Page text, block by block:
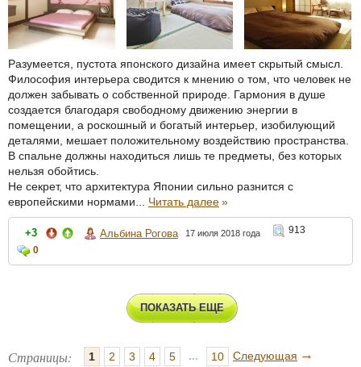
Разумеется, пустота японского дизайна имеет скрытый смысл.
Философия интерьера сводится к мнению о том, что человек не
должен забывать о собственной природе. Гармония в душе
создается благодаря свободному движению энергии в
помещении, а роскошный и богатый интерьер, изобилующий
деталями, мешает положительному воздействию пространства.
В спальне должны находиться лишь те предметы, без которых
нельзя обойтись.
Не секрет, что архитектура Японии сильно разнится с
европейскими нормами... Читать далее»
+3 Альбина Рогова 17 июля 2018 года
913
0
ПОКАЗАТЬ ЕЩЕ
Страницы: 1 2 3 4 5 ... 10 Следующая →